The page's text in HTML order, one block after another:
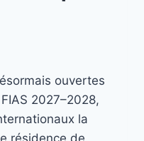
ouvertes
2027–2028,
la